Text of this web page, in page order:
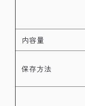
内容量
保存方法